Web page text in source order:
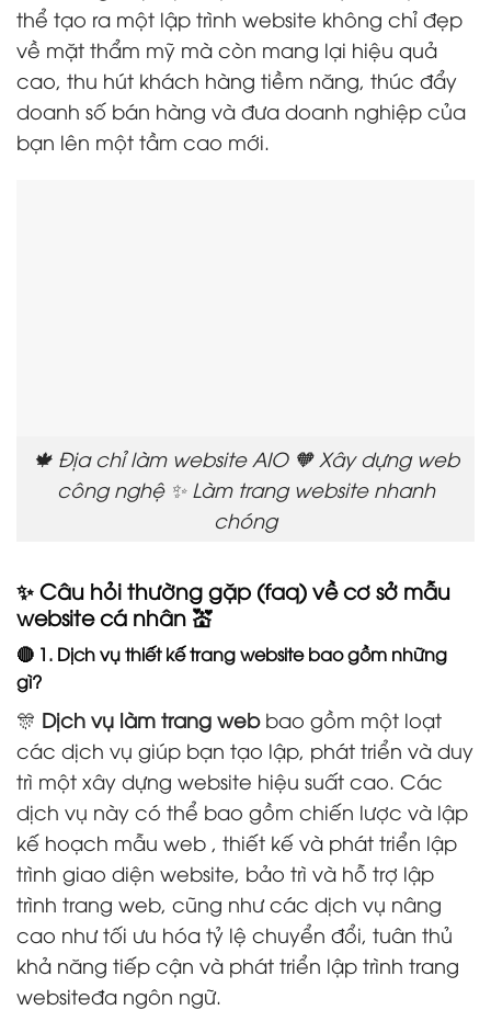
thể tạo ra một lập trình website không chỉ đẹp
về mặt thẩm mỹ mà còn mang lại hiệu quả
cao, thu hút khách hàng tiềm năng, thúc đẩy
doanh số bán hàng và đưa doanh nghiệp của
bạn lên một tầm cao mới.
🍁 Địa chỉ làm website AIO 🧡 Xây dựng web
công nghệ ✨ Làm trang website nhanh
chóng
✨ Câu hỏi thường gặp (faq) về cơ sở mẫu
website cá nhân 💒
🔴 1. Dịch vụ thiết kế trang website bao gồm những
gì?
🎊 Dịch vụ làm trang webbao gồm một loạt
các dịch vụ giúp bạn tạo lập, phát triển và duy
trì một xây dựng website hiệu suất cao. Các
dịch vụ này có thể bao gồm chiến lược và lập
kế hoạch mẫu web , thiết kế và phát triển lập
trình giao diện website, bảo trì và hỗ trợ lập
trình trang web, cũng như các dịch vụ nâng
cao như tối ưu hóa tỷ lệ chuyển đổi, tuân thủ
khả năng tiếp cận và phát triển lập trình trang
websiteđa ngôn ngữ.